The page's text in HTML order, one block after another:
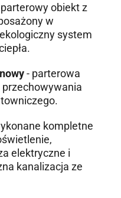
obiekt z
w
system
- parterowa
kompletne
elektryczne i
kanalizacja ze